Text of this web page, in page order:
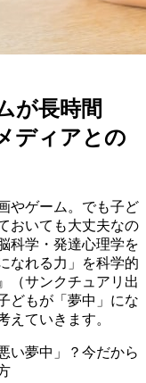
が長時間
ディアとの
やゲーム。でも子ど
おいても大丈夫なの
科学・発達心理学を
なれる力」を科学的
（サンクチュアリ出
どもが「夢中」にな
えていきます。
い夢中」？今だから